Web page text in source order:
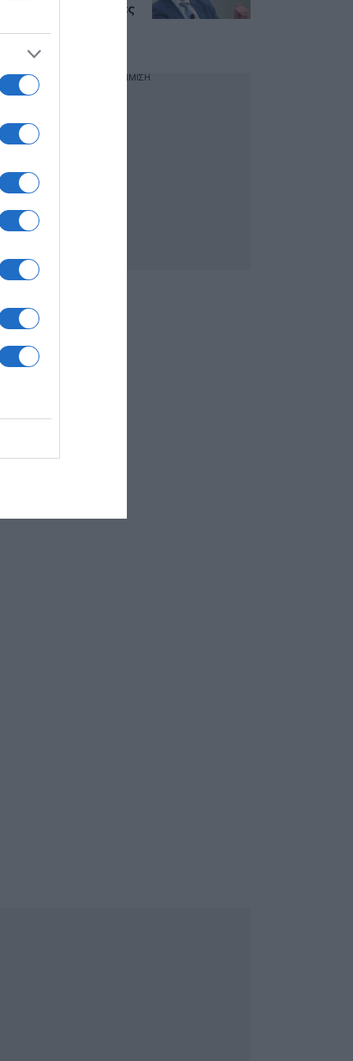
– Οι μεταναστευτικές
ΔΙΑΦΗΜΙΣΗ